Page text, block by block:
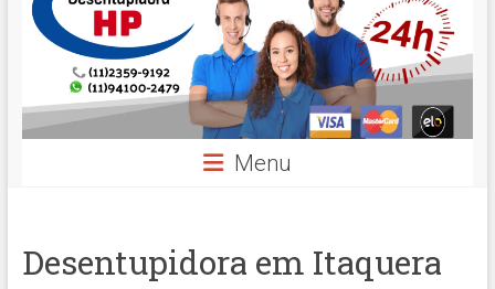
Hidro
Prime
Menu
Desentupidora em Itaquera